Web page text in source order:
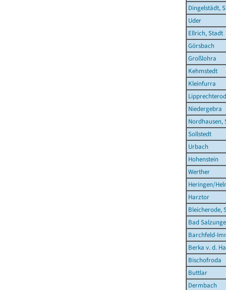
Dingelstädt,
Uder
Ellrich, Stadt
Görsbach
Großlohra
Kehmstedt
Kleinfurra
Niedergebra
Nordhausen,
Sollstedt
Urbach
Hohenstein
Werther
Heringen/
Harztor
Bleicherode,
Bad
Barchfeld-
Berka v. d.
Bischofroda
Buttlar
Dermbach